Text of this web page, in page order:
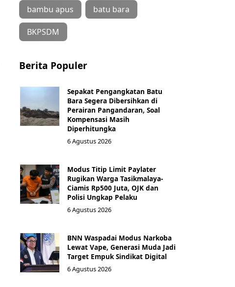
bambu apus batu bara
BKPSDM
Berita Populer
Sepakat Pengangkatan Batu
Bara Segera Dibersihkan di
Perairan Pangandaran, Soal
Kompensasi Masih
Diperhitungka
6 Agustus 2026
Modus Titip Limit Paylater
Rugikan Warga Tasikmalaya-
Ciamis Rp500 Juta, OJK dan
Polisi Ungkap Pelaku
6 Agustus 2026
BNN Waspadai Modus Narkoba
Lewat Vape, Generasi Muda Jadi
Target Empuk Sindikat Digital
6 Agustus 2026